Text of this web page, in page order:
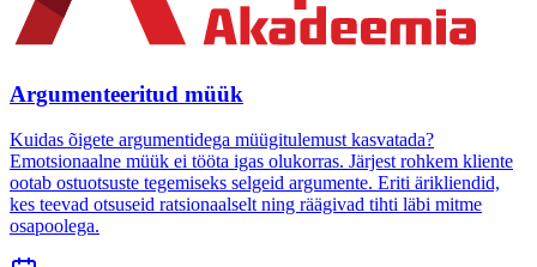
Argumenteeritud müük
Kuidas õigete argumentidega müügitulemust kasvatada?
Emotsionaalne müük ei tööta igas olukorras. Järjest rohkem kliente
ootab ostuotsuste tegemiseks selgeid argumente. Eriti ärikliendid,
kes teevad otsuseid ratsionaalselt ning räägivad tihti läbi mitme
osapoolega.